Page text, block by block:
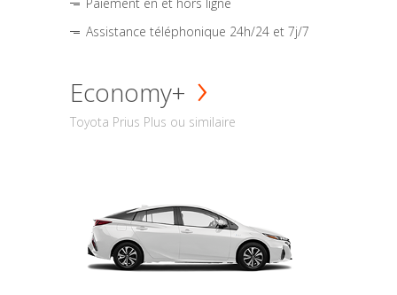
Assistance téléphonique 24h/24 et 7j/7
Economy+
Toyota Prius Plus ou similaire